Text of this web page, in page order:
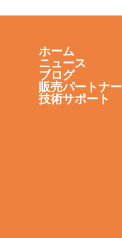
ホーム
ニュース
ブログ
販売パートナー
技術サポート